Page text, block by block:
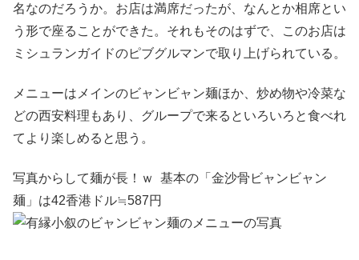
名なのだろうか。お店は満席だったが、なんとか相席とい
う形で座ることができた。それもそのはずで、このお店は
ミシュランガイドのピブグルマンで取り上げられている。
メニューはメインのビャンビャン麺ほか、炒め物や冷菜な
どの西安料理もあり、グループで来るといろいろと食べれ
てより楽しめると思う。
写真からして麺が長！ｗ 基本の「金沙骨ビャンビャン
麺」は42香港ドル≒587円